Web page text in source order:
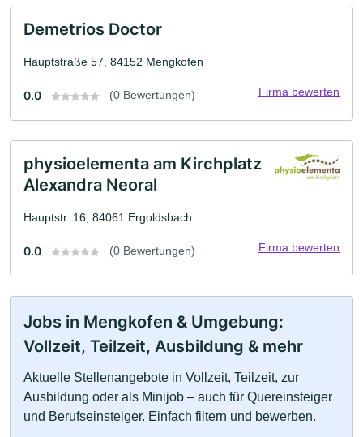
Demetrios Doctor
Hauptstraße 57, 84152 Mengkofen
0.0 (0 Bewertungen) Firma bewerten
physioelementa am Kirchplatz
Alexandra Neoral
Hauptstr. 16, 84061 Ergoldsbach
0.0 (0 Bewertungen) Firma bewerten
Jobs in Mengkofen & Umgebung:
Vollzeit, Teilzeit, Ausbildung & mehr
Aktuelle Stellenangebote in Vollzeit, Teilzeit, zur
Ausbildung oder als Minijob – auch für Quereinsteiger
und Berufseinsteiger. Einfach filtern und bewerben.